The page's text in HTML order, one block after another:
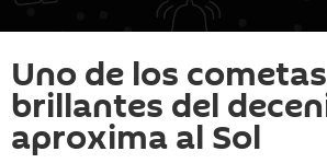
Uno de los
brillantes del
aproxima al Sol